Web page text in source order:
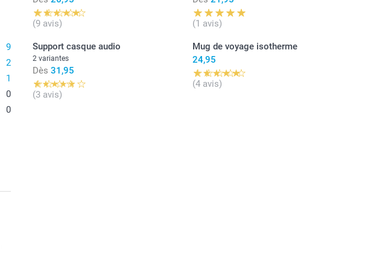
9
2
1
0
0
(9 avis) (1 avis)
Support casque audio
2 variantes
Dès 31,95
(3 avis)
Mug de voyage isotherme
24,95
(4 avis)